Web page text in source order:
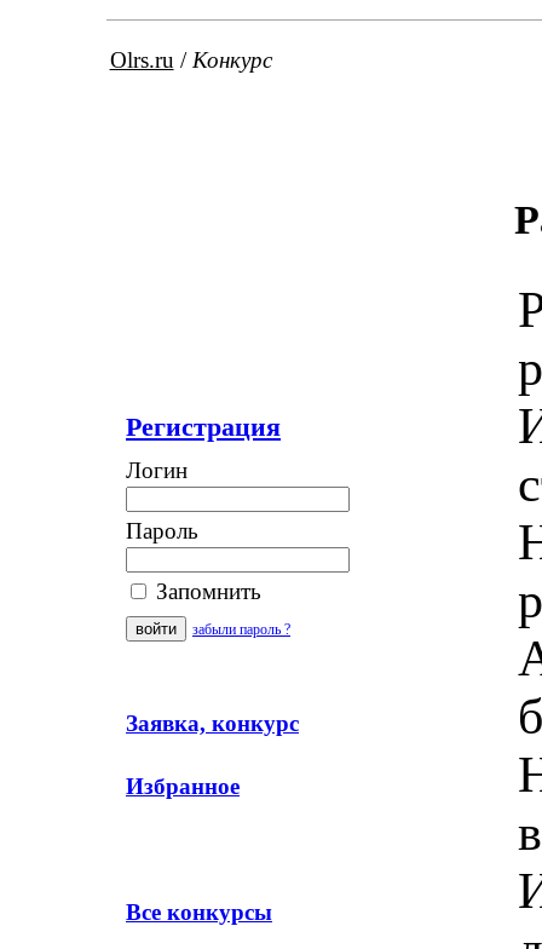
Olrs.ru / Конкурс
Регистрация
Логин
Пароль
Запомнить
забыли пароль ?
Заявка, конкурс
Избранное
Все конкурсы